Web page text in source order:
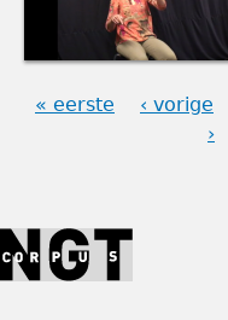
« eerste ‹ vorige
›